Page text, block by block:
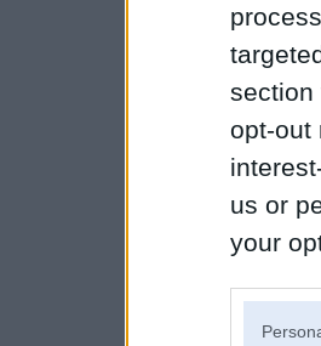
section
opt-out
us or
your